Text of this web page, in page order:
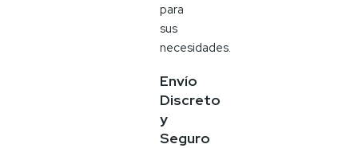
para
sus
necesidades.
Envío
Discreto
y
Seguro